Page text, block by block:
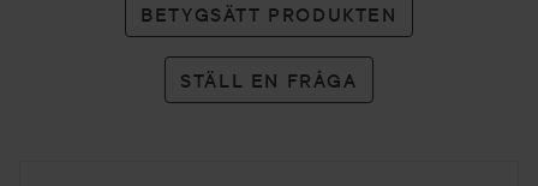
BETYGSÄTT PRODUKTEN
STÄLL EN FRÅGA